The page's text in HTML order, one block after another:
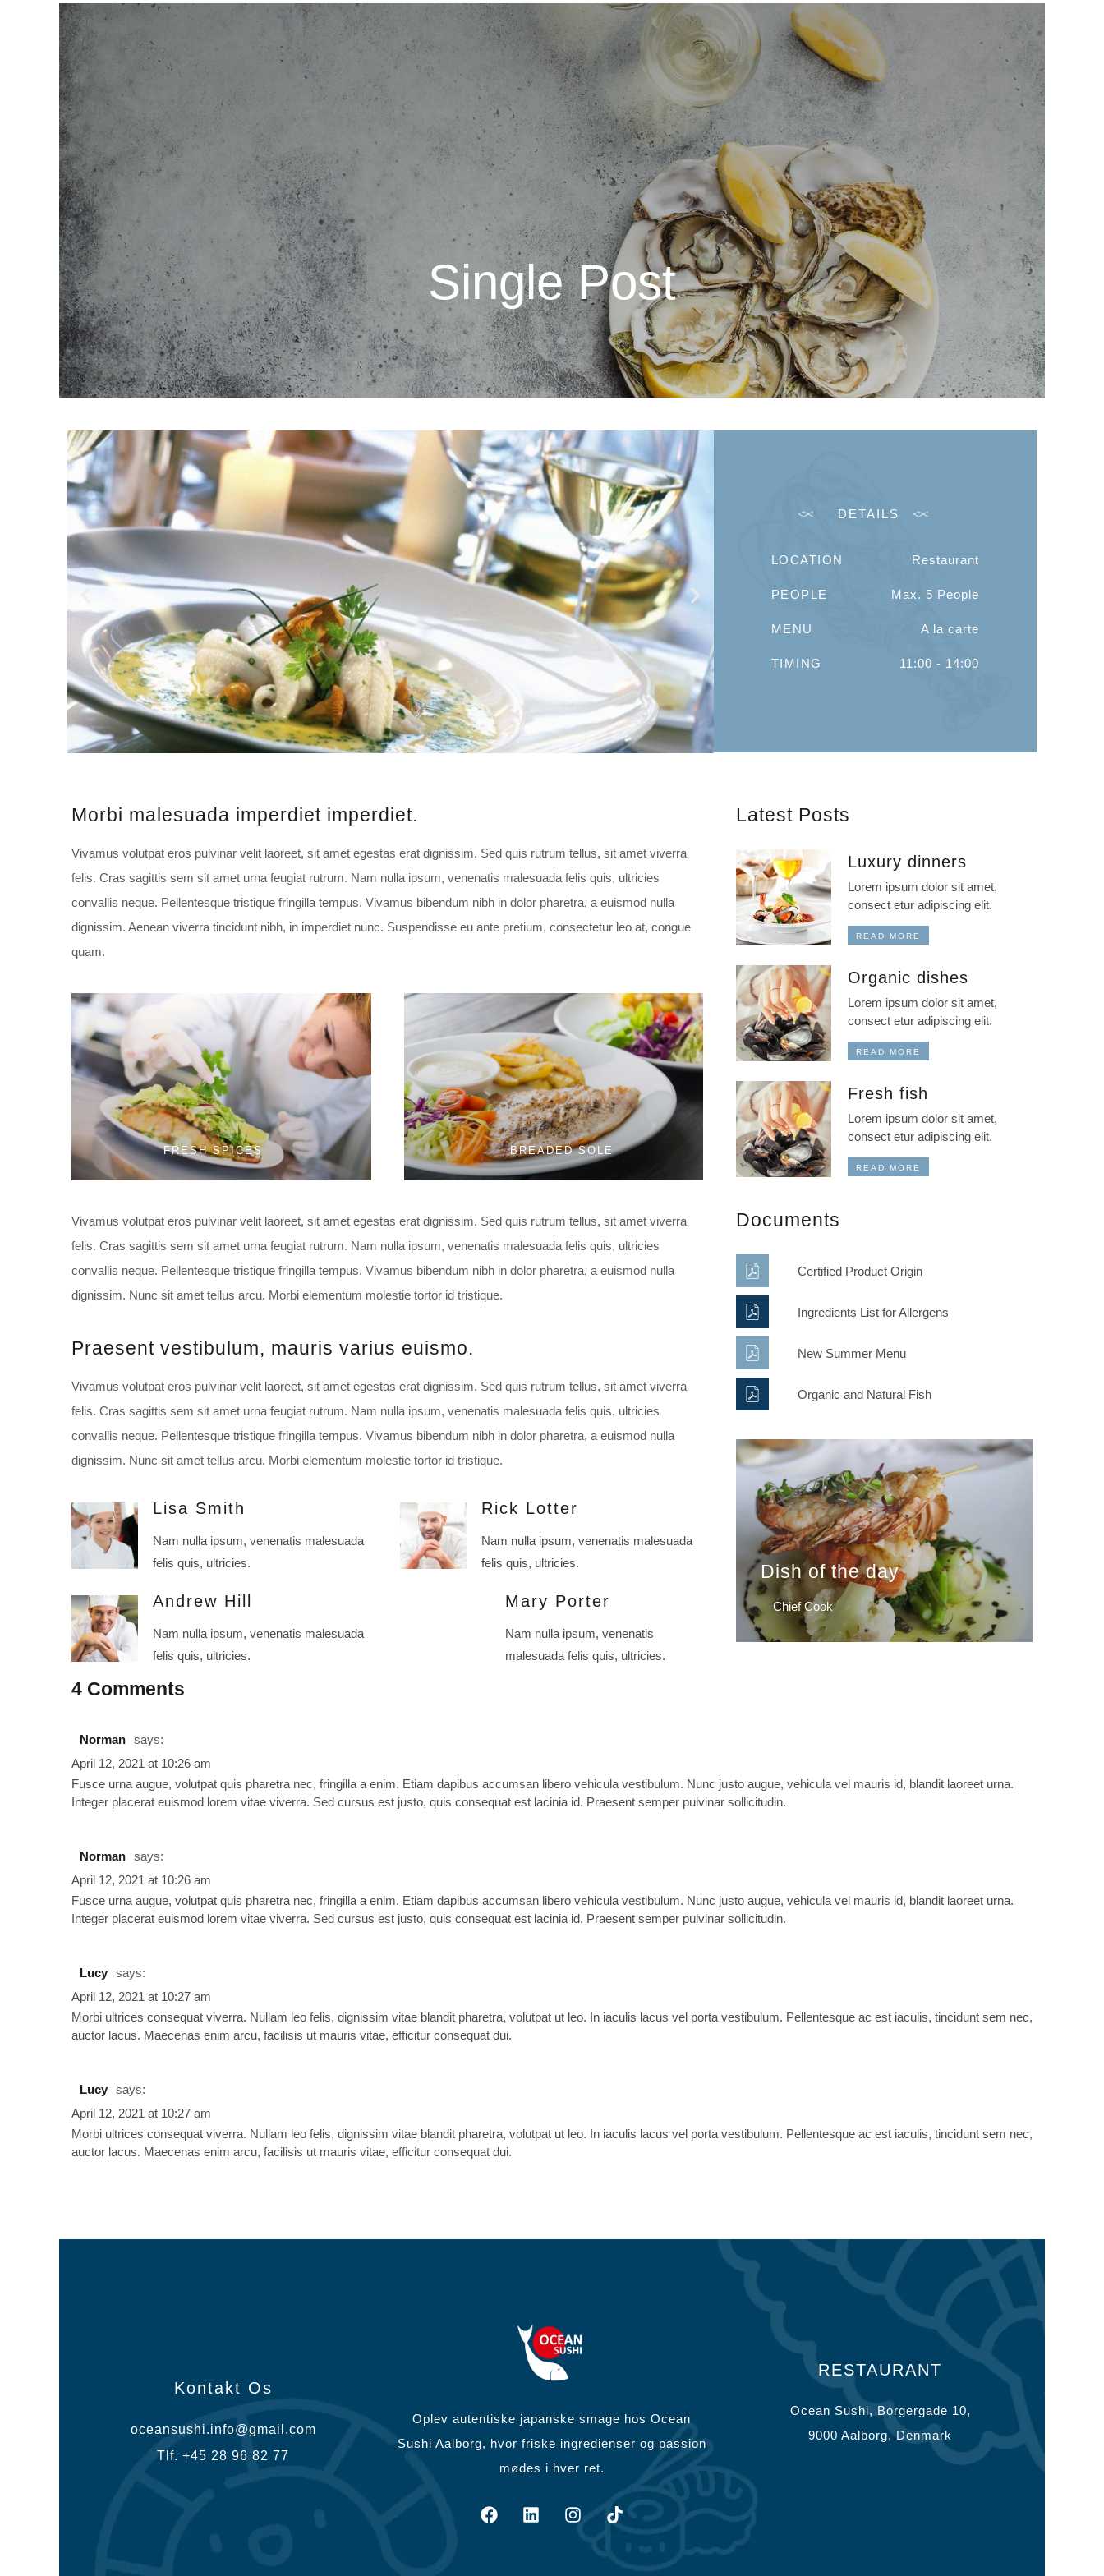
Single Post
DETAILS
LOCATION Restaurant
PEOPLE Max. 5 People
MENU A la carte
TIMING 11:00 - 14:00
Morbi malesuada imperdiet imperdiet.
Vivamus volutpat eros pulvinar velit laoreet, sit amet egestas erat dignissim. Sed quis rutrum tellus, sit amet viverra
felis. Cras sagittis sem sit amet urna feugiat rutrum. Nam nulla ipsum, venenatis malesuada felis quis, ultricies
convallis neque. Pellentesque tristique fringilla tempus. Vivamus bibendum nibh in dolor pharetra, a euismod nulla
dignissim. Aenean viverra tincidunt nibh, in imperdiet nunc. Suspendisse eu ante pretium, consectetur leo at, congue
quam.
FRESH SPICES BREADED SOLE
Vivamus volutpat eros pulvinar velit laoreet, sit amet egestas erat dignissim. Sed quis rutrum tellus, sit amet viverra
felis. Cras sagittis sem sit amet urna feugiat rutrum. Nam nulla ipsum, venenatis malesuada felis quis, ultricies
convallis neque. Pellentesque tristique fringilla tempus. Vivamus bibendum nibh in dolor pharetra, a euismod nulla
dignissim. Nunc sit amet tellus arcu. Morbi elementum molestie tortor id tristique.
Praesent vestibulum, mauris varius euismo.
Vivamus volutpat eros pulvinar velit laoreet, sit amet egestas erat dignissim. Sed quis rutrum tellus, sit amet viverra
felis. Cras sagittis sem sit amet urna feugiat rutrum. Nam nulla ipsum, venenatis malesuada felis quis, ultricies
convallis neque. Pellentesque tristique fringilla tempus. Vivamus bibendum nibh in dolor pharetra, a euismod nulla
dignissim. Nunc sit amet tellus arcu. Morbi elementum molestie tortor id tristique.
Lisa Smith
Nam nulla ipsum, venenatis malesuada
felis quis, ultricies.
Andrew Hill
Nam nulla ipsum, venenatis malesuada
felis quis, ultricies.
Rick Lotter
Nam nulla ipsum, venenatis malesuada
felis quis, ultricies.
Mary Porter
Nam nulla ipsum, venenatis
malesuada felis quis, ultricies.
Latest Posts
Luxury dinners
Lorem ipsum dolor sit amet,
consect etur adipiscing elit.
READ MORE
Organic dishes
Lorem ipsum dolor sit amet,
consect etur adipiscing elit.
READ MORE
Fresh fish
Lorem ipsum dolor sit amet,
consect etur adipiscing elit.
READ MORE
Documents
Certified Product Origin
Ingredients List for Allergens
New Summer Menu
Organic and Natural Fish
Dish of the day
Chief Cook
4 Comments
Norman says:
April 12, 2021 at 10:26 am
Fusce urna augue, volutpat quis pharetra nec, fringilla a enim. Etiam dapibus accumsan libero vehicula vestibulum. Nunc justo augue, vehicula vel mauris id, blandit laoreet urna.
Integer placerat euismod lorem vitae viverra. Sed cursus est justo, quis consequat est lacinia id. Praesent semper pulvinar sollicitudin.
Norman says:
April 12, 2021 at 10:26 am
Fusce urna augue, volutpat quis pharetra nec, fringilla a enim. Etiam dapibus accumsan libero vehicula vestibulum. Nunc justo augue, vehicula vel mauris id, blandit laoreet urna.
Integer placerat euismod lorem vitae viverra. Sed cursus est justo, quis consequat est lacinia id. Praesent semper pulvinar sollicitudin.
Lucy says:
April 12, 2021 at 10:27 am
Morbi ultrices consequat viverra. Nullam leo felis, dignissim vitae blandit pharetra, volutpat ut leo. In iaculis lacus vel porta vestibulum. Pellentesque ac est iaculis, tincidunt sem nec,
auctor lacus. Maecenas enim arcu, facilisis ut mauris vitae, efficitur consequat dui.
Lucy says:
April 12, 2021 at 10:27 am
Morbi ultrices consequat viverra. Nullam leo felis, dignissim vitae blandit pharetra, volutpat ut leo. In iaculis lacus vel porta vestibulum. Pellentesque ac est iaculis, tincidunt sem nec,
auctor lacus. Maecenas enim arcu, facilisis ut mauris vitae, efficitur consequat dui.
Kontakt Os
oceansushi.info@gmail.com
Tlf. +45 28 96 82 77
Oplev autentiske japanske smage hos Ocean
Sushi Aalborg, hvor friske ingredienser og passion
mødes i hver ret.
RESTAURANT
Ocean Sushi, Borgergade 10,
9000 Aalborg, Denmark